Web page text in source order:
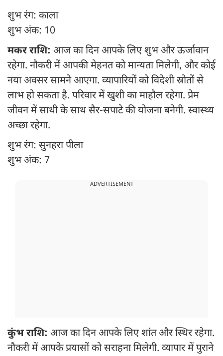
शुभ रंग: काला
शुभ अंक: 10
मकर राशि: आज का दिन आपके लिए शुभ और ऊर्जावान
रहेगा. नौकरी में आपकी मेहनत को मान्यता मिलेगी, और कोई
नया अवसर सामने आएगा. व्यापारियों को विदेशी स्रोतों से
लाभ हो सकता है. परिवार में खुशी का माहौल रहेगा. प्रेम
जीवन में साथी के साथ सैर-सपाटे की योजना बनेगी. स्वास्थ्य
अच्छा रहेगा.
शुभ रंग: सुनहरा पीला
शुभ अंक: 7
ADVERTISEMENT
कुंभ राशि: आज का दिन आपके लिए शांत और स्थिर रहेगा.
नौकरी में आपके प्रयासों को सराहना मिलेगी. व्यापार में पुराने